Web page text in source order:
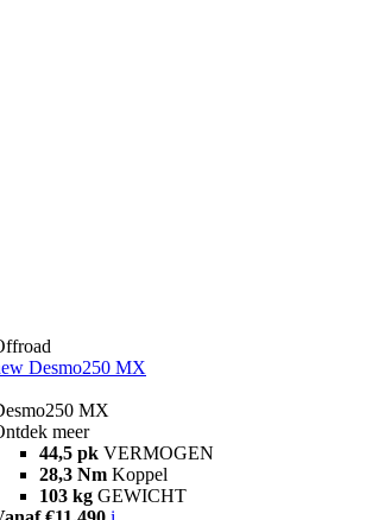
Desmo250 MX
MX
meer
44,5 pk VERMOGEN
28,3 Nm Koppel
103 kg GEWICHT